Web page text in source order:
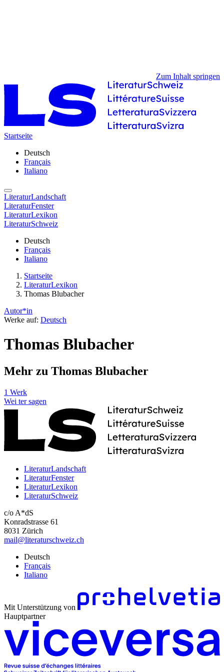
Zum Inhalt springen
Startseite
Deutsch
Français
Italiano
LiteraturLandschaft
LiteraturFenster
LiteraturLexikon
LiteraturSchweiz
Deutsch
Français
Italiano
Startseite
LiteraturLexikon
Thomas Blubacher
Autor*in
Werke auf: Deutsch
Thomas Blubacher
Mehr zu Thomas Blubacher
1 Werk
Wei ter sagen
LiteraturLandschaft
LiteraturFenster
LiteraturLexikon
LiteraturSchweiz
c/o A*dS
Konradstrasse 61
8031 Zürich
mail@literaturschweiz.ch
Deutsch
Français
Italiano
Mit Unterstützung von
Hauptpartner